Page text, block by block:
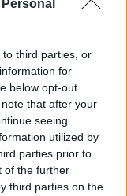
third parties, or
for
below opt-out
that after your
seeing
utilized by
parties prior to
of the further
third parties on the
που εξέδωσε
του
άλλων, κάποια
με
με
και εφόσον